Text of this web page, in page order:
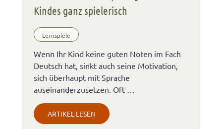
Kindes ganz spielerisch
Lernspiele
Wenn Ihr Kind keine guten Noten im Fach
Deutsch hat, sinkt auch seine Motivation,
sich überhaupt mit Sprache
auseinanderzusetzen. Oft …
ARTIKEL LESEN